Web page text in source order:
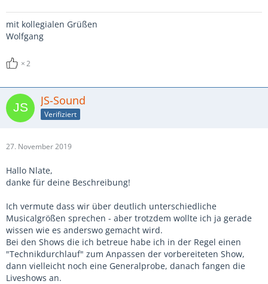
mit kollegialen Grüßen
Wolfgang
2
JS-Sound
Verifiziert
27. November 2019
Hallo Nlate,
danke für deine Beschreibung!
Ich vermute dass wir über deutlich unterschiedliche
Musicalgrößen sprechen - aber trotzdem wollte ich ja gerade
wissen wie es anderswo gemacht wird.
Bei den Shows die ich betreue habe ich in der Regel einen
"Technikdurchlauf" zum Anpassen der vorbereiteten Show,
dann vielleicht noch eine Generalprobe, danach fangen die
Liveshows an.